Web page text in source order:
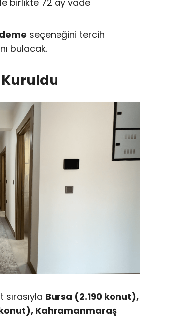
birlikte 72 ay vade
seçeneğini tercih
bulacak.
Kuruldu
Bursa (2.190 konut),
Kahramanmaraş